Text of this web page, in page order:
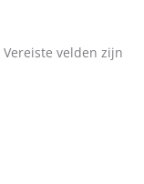
Vereiste velden zijn